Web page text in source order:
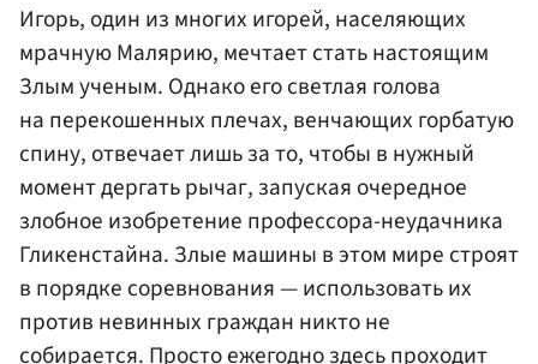
Игорь, один из многих игорей, населяющих
мрачную Малярию, мечтает стать настоящим
Злым ученым. Однако его светлая голова
на перекошенных плечах, венчающих горбатую
спину, отвечает лишь за то, чтобы в нужный
момент дергать рычаг, запуская очередное
злобное изобретение профессора-неудачника
Гликенстайна. Злые машины в этом мире строят
в порядке соревнования — использовать их
против невинных граждан никто не
собирается. Просто ежегодно здесь проходит